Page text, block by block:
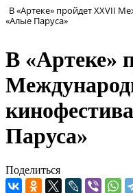
В «Артеке» пройдет XXVII
«Алые Паруса»
В «Артеке»
Паруса»
Поделиться